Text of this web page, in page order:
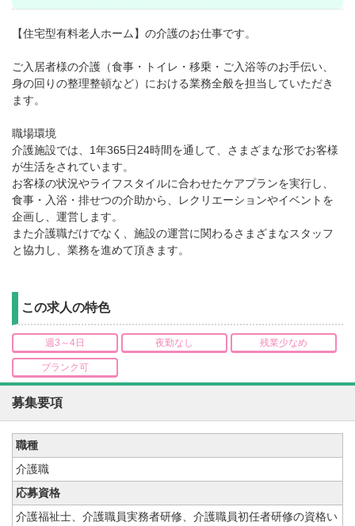
【住宅型有料老人ホーム】の介護のお仕事です。
ご入居者様の介護（食事・トイレ・移乗・ご入浴等のお手伝い、
身の回りの整理整頓など）における業務全般を担当していただき
ます。
職場環境
介護施設では、1年365日24時間を通して、さまざまな形でお客様
が生活をされています。
お客様の状況やライフスタイルに合わせたケアプランを実行し、
食事・入浴・排せつの介助から、レクリエーションやイベントを
企画し、運営します。
また介護職だけでなく、施設の運営に関わるさまざまなスタッフ
と協力し、業務を進めて頂きます。
この求人の特色
週3～4日 夜勤なし 残業少なめ
ブランク可
募集要項
職種
介護職
応募資格
介護福祉士、介護職員実務者研修、介護職員初任者研修の資格い